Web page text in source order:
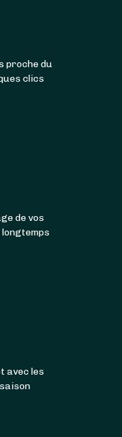
proche du
clics
de vos
avec les